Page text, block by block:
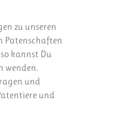
zu unseren
Patenschaften
kannst Du
wenden.
und
und